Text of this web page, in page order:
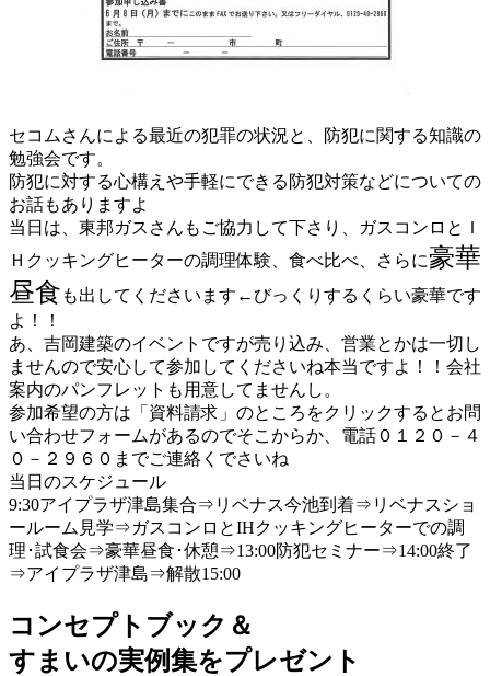
セコムさんによる最近の犯罪の状況と、防犯に関する知識の
勉強会です。
防犯に対する心構えや手軽にできる防犯対策などについての
お話もありますよ
当日は、東邦ガスさんもご協力して下さり、ガスコンロとＩ
Ｈクッキングヒーターの調理体験、食べ比べ、さらに豪華
昼食 も出してくださいます←びっくりするくらい豪華です
よ！！
あ、吉岡建築のイベントですが売り込み、営業とかは一切し
ませんので安心して参加してくださいね本当ですよ！！会社
案内のパンフレットも用意してませんし。
参加希望の方は「資料請求」のところをクリックするとお問
い合わせフォームがあるのでそこからか、電話０１２０－４
０－２９６０までご連絡くでさいね
当日のスケジュール
9:30アイプラザ津島集合⇒リベナス今池到着⇒リベナスショ
ールーム見学⇒ガスコンロとIHクッキングヒーターでの調
理･試食会⇒豪華昼食･休憩⇒13:00防犯セミナー⇒14:00終了
⇒アイプラザ津島⇒解散15:00
コンセプトブック＆
すまいの実例集をプレゼント